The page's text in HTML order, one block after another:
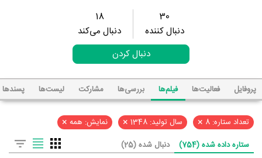
30
دنبال کننده
18
دنبال می‌کند
دنبال کردن
پروفایل فعالیت‌ها فیلم‌ها بررسی‌ها مشارکت لیست‌ها پسند‌ها
تعداد ستاره: 8 × سال تولید: 1348 × نمایش: همه ×
ستاره داده شده (754) دنبال شده (25)